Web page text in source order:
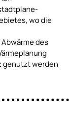
wo die
des
genutzt werden